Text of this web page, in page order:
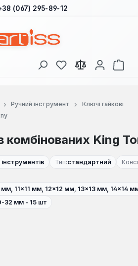
вмісту
(067) 295-89-12
У вас є 0 у списку
Ручний інструмент
Ключі гайкові
комбінованих King
інструментів Тип:стандартний
мм, 11×11 мм, 12×12 мм, 13×13 мм,
32 мм - 15 шт